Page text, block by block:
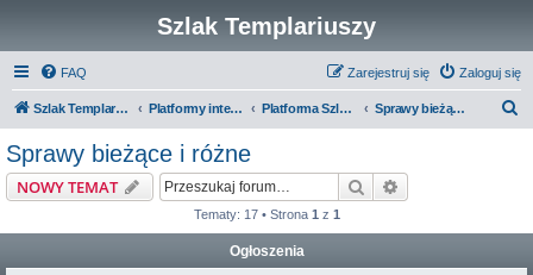
Szlak Templariuszy
FAQ Zaloguj się
Zarejestruj się
Szlak Templariuszy Platformy interaktywne Szlaku Templariuszy Platforma Szlak Templariuszy Sprawy bieżące i różne
Sprawy bieżące i różne
NOWY TEMAT Szukaj
Tematy: 17 • Strona 1 z 1
Ogłoszenia